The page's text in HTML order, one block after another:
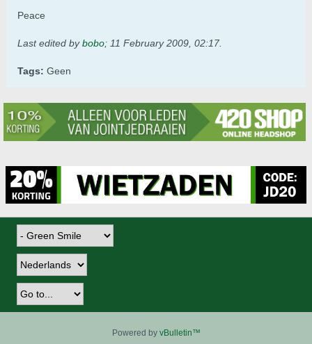
Peace
Last edited bybobo; 11 February 2009, 02:17
Tags: Geen
Powered by vBulletin™